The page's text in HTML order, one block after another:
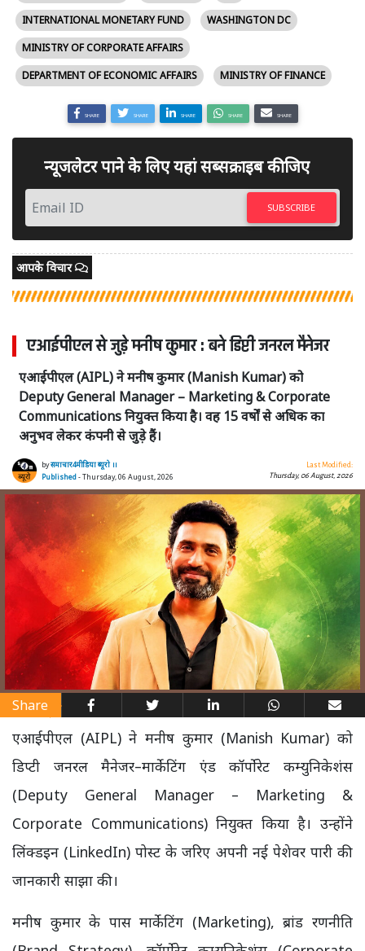
INTERNATIONAL MONETARY FUND
WASHINGTON DC
MINISTRY OF CORPORATE AFFAIRS
DEPARTMENT OF ECONOMIC AFFAIRS
MINISTRY OF FINANCE
SHARE SHARE SHARE SHARE SHARE
न्यूजलेटर पाने के लिए यहां सब्सक्राइब कीजिए
SUBSCRIBE
आपके विचार
एआईपीएल से जुड़े मनीष कुमार : बने डिप्टी जनरल मैनेजर
एआईपीएल (AIPL) ने मनीष कुमार (Manish Kumar) को
Deputy General Manager – Marketing & Corporate
Communications नियुक्त किया है। वह 15 वर्षों से अधिक का
अनुभव लेकर कंपनी से जुड़े हैं।
byसमाचार4मीडिया ब्यूरो ।।
Published- Thursday, 06 August, 2026
Last Modified:
Thursday, 06 August, 2026
Share
एआईपीएल (AIPL) ने मनीष कुमार (Manish Kumar) को
डिप्टी जनरल मैनेजर–मार्केटिंग एंड कॉर्पोरेट कम्युनिकेशंस
(Deputy General Manager – Marketing &
Corporate Communications) नियुक्त किया है। उन्होंने
लिंक्डइन (LinkedIn) पोस्ट के जरिए अपनी नई पेशेवर पारी की
जानकारी साझा की।
मनीष कुमार के पास मार्केटिंग (Marketing), ब्रांड रणनीति